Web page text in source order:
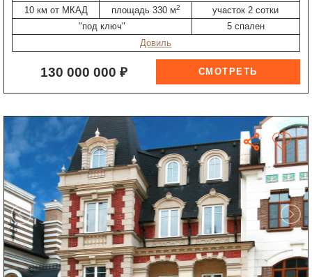
10 км от МКАД
площадь 330 м2
участок 2 сотки
"под ключ"
5 спален
Довиль
130 000 000 ₽